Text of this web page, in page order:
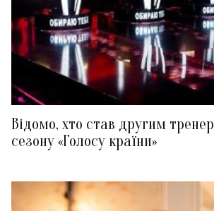
Відомо, хто став другим
сезону «Голосу країни»